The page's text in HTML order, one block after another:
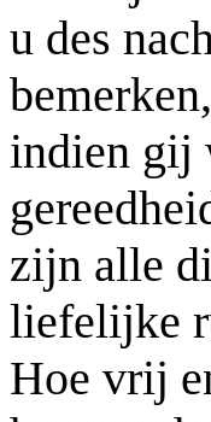
u des
indien gij
zijn alle
liefelijke
Hoe vrij